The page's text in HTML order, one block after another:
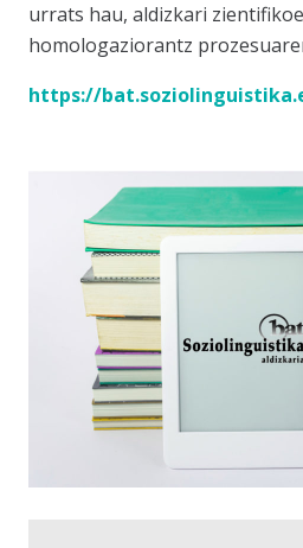
urrats hau, aldizkari
homologaziorantz
https://